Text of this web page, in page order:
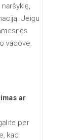
Jeigu
vadove.
ar
per
kad